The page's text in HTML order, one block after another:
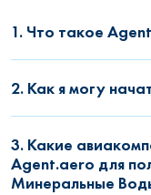
1. Что такое
2. Как я могу
3. Какие
Agent.aero для
Минеральные